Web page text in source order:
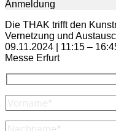
Anmeldung
Die THAK trifft den
Vernetzung und
09.11.2024 | 11:15 –
Messe Erfurt